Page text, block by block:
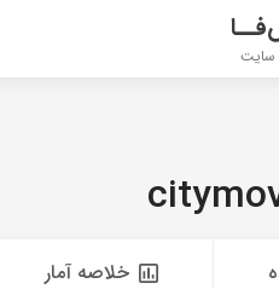
سایت
خلاصه آمار